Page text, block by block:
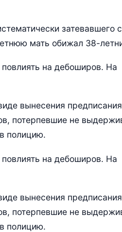
затевавшего
мать обижал 38-
на дебоширов. На
вынесения
потерпевшие не
полицию.
на дебоширов. На
вынесения
потерпевшие не
полицию.